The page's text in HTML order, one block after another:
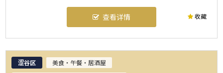
收藏
查看详情
涩谷区
美食・午餐・居酒屋